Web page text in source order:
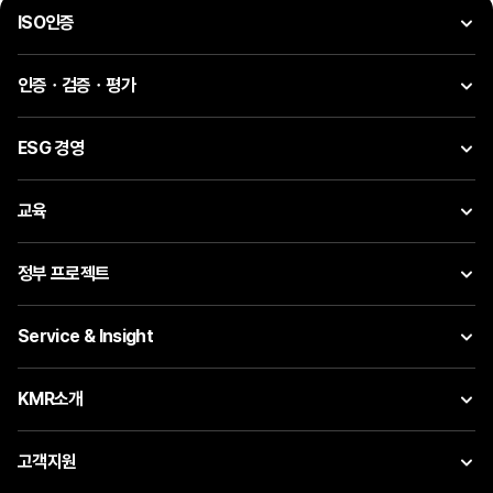
ISO인증
인증ㆍ검증ㆍ평가
ESG 경영
교육
정부 프로젝트
Service & Insight
KMR소개
고객지원